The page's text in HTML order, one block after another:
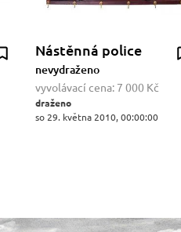
Nástěnná police
nevydraženo
vyvolávací cena: 7 000 Kč
draženo
so 29. května 2010, 00:00:00